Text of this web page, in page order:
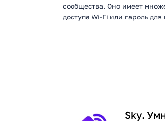
сообщества. Оно имеет
доступа Wi-Fi или пароль
Sky.